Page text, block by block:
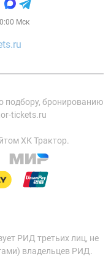
Мск
подбору, бронированию
tickets.ru
ХК Трактор.
РИД третьих лиц, не
владельцев РИД.